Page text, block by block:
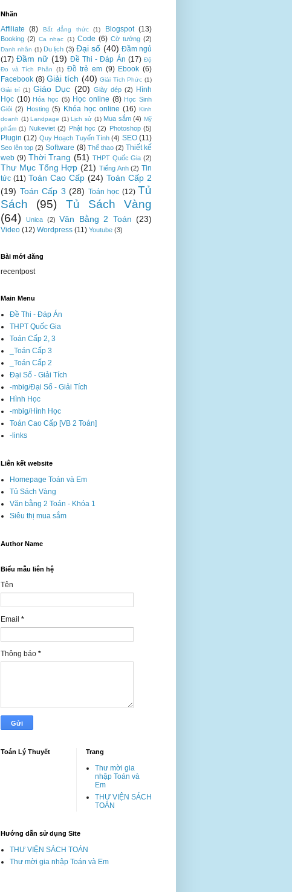
Nhãn
Affiliate (8) Bất đẳng thức (1) Blogspot (13)
Booking (2) Ca nhạc (1) Code (6) Cờ tướng (2)
Danh nhân (1) Du lịch (3) Đại số (40) Đầm ngủ
(17) Đầm nữ (19) Đề Thi - Đáp Án (17) Độ
Đo và Tích Phân
(1) Đồ trẻ em (9) Ebook (6)
Facebook (8) Giải tích (40) Giải Tích Phức (1)
Giải trí (1) Giáo Dục (20) Giày dép (2)
Hình
Học (10) Hóa học (5) Học online (8) Học Sinh
Giỏi (2) Hosting (5) Khóa học online (16) Kinh
doanh (1) Landpage (1) Lịch sử (1) Mua sắm (4) Mỹ
phẩm (1) Nukeviet (2) Phật học (2) Photoshop (5)
Plugin (12) Quy Hoạch Tuyến Tính (4) SEO (11)
Seo lên top (2) Software (8) Thể thao (2) Thiết kế
web (9) Thời Trang (51) THPT Quốc Gia (2)
Thư Mục Tổng Hợp (21) Tiếng Anh (2) Tin
tức (11) Toán Cao Cấp (24) Toán Cấp 2
(19) Toán Cấp 3 (28) Toán học (12) Tủ
Sách
(95)
Tủ Sách Vàng
(64)
Unica (2) Văn Bằng 2 Toán (23)
Video (12) Wordpress (11) Youtube (3)
Bài mới đăng
recentpost
Main Menu
Đề Thi - Đáp Án
THPT Quốc Gia
Toán Cấp 2, 3
_Toán Cấp 3
_Toán Cấp 2
Đại Số - Giải Tích
-mbig/Đại Số - Giải Tích
Hình Học
-mbig/Hình Học
Toán Cao Cấp [VB 2 Toán]
-links
Liên kết website
Homepage Toán và Em
Tủ Sách Vàng
Văn bằng 2 Toán - Khóa 1
Siêu thị mua sắm
Author Name
Biểu mẫu liên hệ
Tên
Email *
Thông báo *
Toán Lý Thuyết Trang
Thư mời gia
nhập Toán và
Em
THƯ VIỆN SÁCH
TOÁN
Hướng dẫn sử dụng Site
THƯ VIỆN SÁCH TOÁN
Thư mời gia nhập Toán và Em